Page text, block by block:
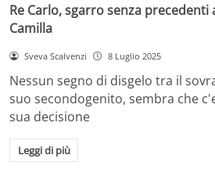
Re Carlo, sgarro senza precedenti
Camilla
Sveva Scalvenzi 8 Luglio 2025
Nessun segno di disgelo tra il
suo secondogenito, sembra che
sua decisione
Leggi di più